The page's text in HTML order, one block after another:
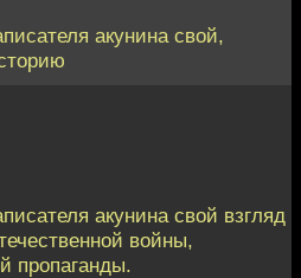
акунина свой,
акунина свой взгляд
войны,
пропаганды.